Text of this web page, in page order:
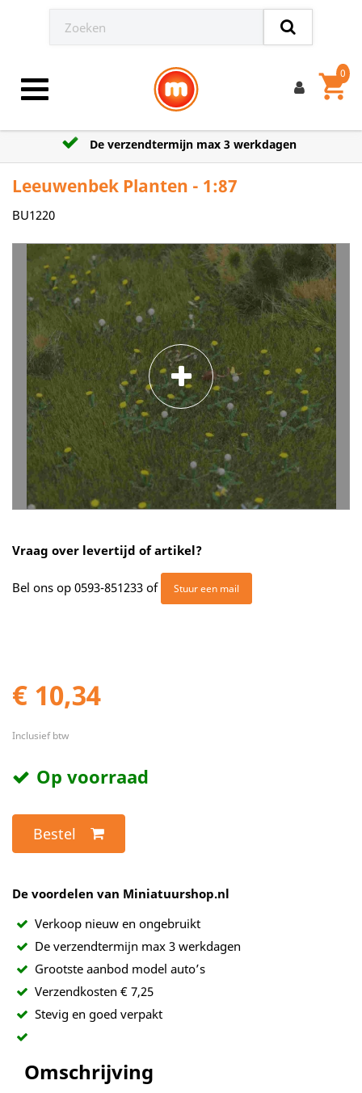
Toggle navigation shopping_cart
0
De verzendtermijn max 3 werkdagen
Leeuwenbek Planten - 1:87
BU1220
Vraag over levertijd of artikel?
Bel ons op 0593-851233 of Stuur een mail
€ 10,34
Inclusief btw
Op voorraad
Bestel
De voordelen van Miniatuurshop.nl
Verkoop nieuw en ongebruikt
De verzendtermijn max 3 werkdagen
Grootste aanbod model auto’s
Verzendkosten € 7,25
Stevig en goed verpakt
Omschrijving